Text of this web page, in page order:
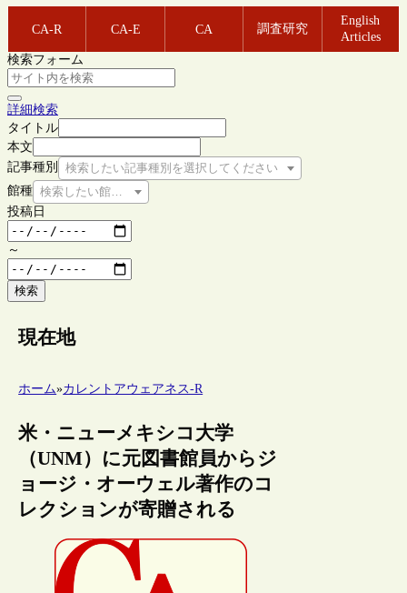
CA-R CA-E CA 調査研究
English
Articles
検索フォーム
詳細検索
タイトル
本文
記事種別
検索したい記事種別を選択してください
館種 検索したい館種を選択してください
投稿日
～
検索
現在地
ホーム»カレントアウェアネス-R
米・ニューメキシコ大学
（UNM）に元図書館員からジ
ョージ・オーウェル著作のコ
レクションが寄贈される